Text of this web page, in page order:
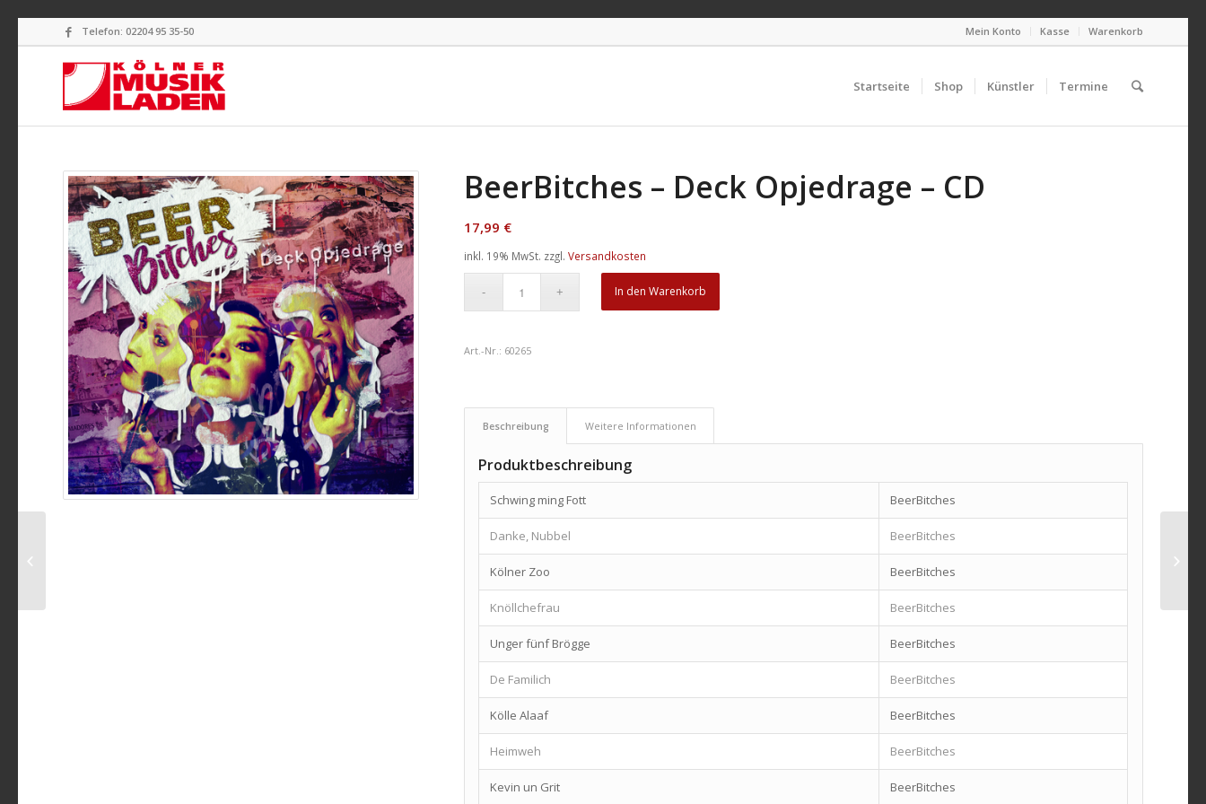
Mein Konto Kasse Warenkorb
Telefon: 02204 95 35-50
Startseite Shop Künstler Termine
BeerBitches – Deck Opjedrage – CD
17,99 €
inkl. 19% MwSt. zzgl.Versandkosten
In den Warenkorb
Art.-Nr.: 60265
Beschreibung Weitere Informationen
Produktbeschreibung
Schwing ming Fott BeerBitches
Danke, Nubbel BeerBitches
Kölner Zoo BeerBitches
Knöllchefrau BeerBitches
Unger fünf Brögge BeerBitches
De Familich BeerBitches
Kölle Alaaf BeerBitches
Heimweh BeerBitches
Kevin un Grit BeerBitches